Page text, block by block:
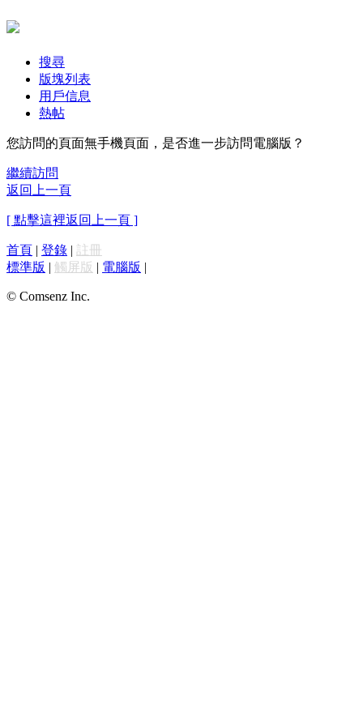
搜尋
版塊列表
用戶信息
熱帖
您訪問的頁面無手機頁面，是否進一步訪問電腦版？
繼續訪問
返回上一頁
[ 點擊這裡返回上一頁 ]
首頁 | 登錄 | 註冊
標準版 | 觸屏版 | 電腦版 |
© Comsenz Inc.